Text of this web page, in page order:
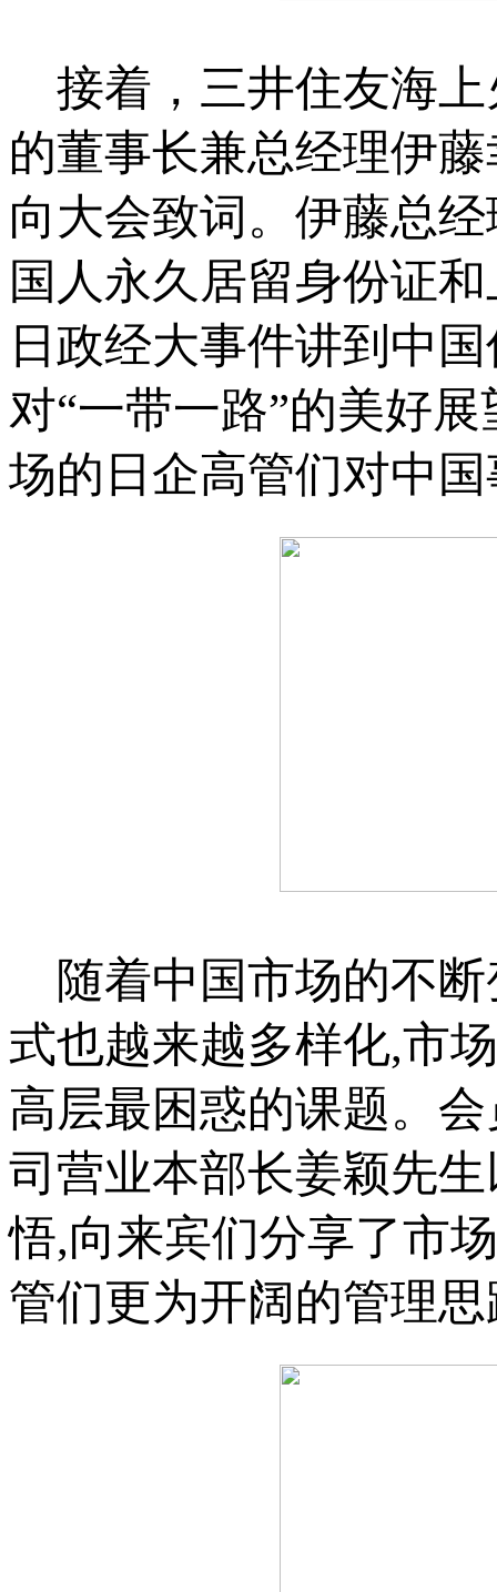
接着，三井住友海
的董事长兼总经理伊
向大会致词。伊藤总
国人永久居留身份证
日政经大事件讲到中
对“一带一路”的美好
场的日企高管们对中
随着中国市场的不
式也越来越多样化,市
高层最困惑的课题。
司营业本部长姜颖先
悟,向来宾们分享了市
管们更为开阔的管理